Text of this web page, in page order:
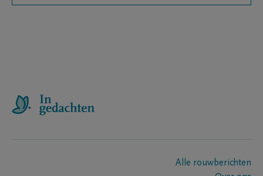
Alle rouwberichten